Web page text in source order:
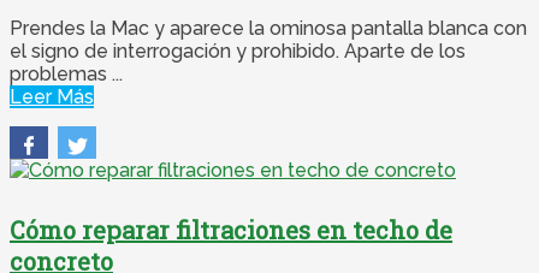
Prendes la Mac y aparece la ominosa pantalla blanca con
el signo de interrogación y prohibido. Aparte de los
problemas ...
Leer Más
Cómo reparar filtraciones en techo de
concreto